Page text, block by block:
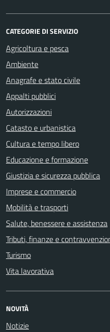
CATEGORIE DI SERVIZIO
Agricoltura e pesca
Ambiente
Anagrafe e stato civile
Appalti pubblici
Autorizzazioni
Catasto e urbanistica
Cultura e tempo libero
Educazione e formazione
Giustizia e sicurezza pubblica
Imprese e commercio
Mobilità e trasporti
Salute, benessere e assistenza
Tributi, finanze e
Turismo
Vita lavorativa
NOVITÀ
Notizie